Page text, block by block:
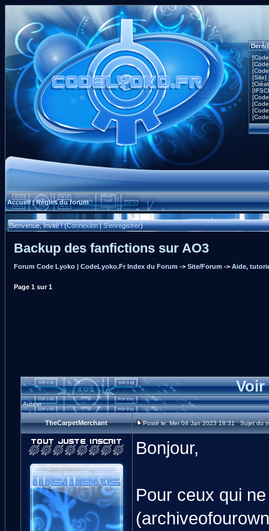
[Site]
Accueil|Règles du forum
Bienvenue, Invité ! (Connexion|S'enregistrer)
Backup des fanfictions sur AO3
Forum Code Lyoko | CodeLyoko.Fr Index du Forum -> Site/Forum -> Aide,
Page 1 sur1
Voir
Auteur
TheCarpetMerchant Posté le: Mer 04 Jan 2023 18:31 Sujet du
Bonjour,
Pour ceux qui